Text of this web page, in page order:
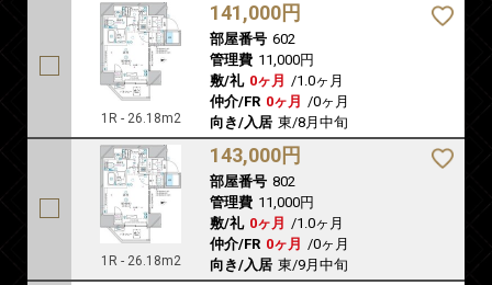
1R - 26.18m2
141,000円
部屋番号 602
管理費 11,000円
敷/礼 0ヶ月 /1.0ヶ月
仲介/FR 0ヶ月 /0ヶ月
向き/入居 東/8月中旬
1R - 26.18m2
143,000円
部屋番号 802
管理費 11,000円
敷/礼 0ヶ月 /1.0ヶ月
仲介/FR 0ヶ月 /0ヶ月
向き/入居 東/9月中旬